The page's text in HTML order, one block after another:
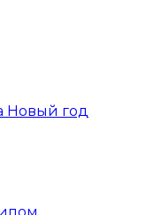
Новый год